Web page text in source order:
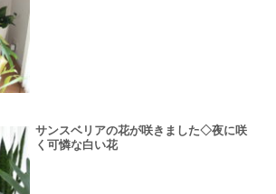
サンスベリアの花が咲きました◇夜に咲
く可憐な白い花